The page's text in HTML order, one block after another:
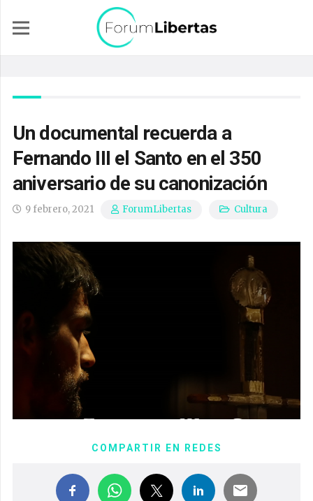
Un documental recuerda a
Fernando III el Santo en el 350
aniversario de su canonización
9 febrero, 2021 ForumLibertas Cultura
COMPARTIR EN REDES